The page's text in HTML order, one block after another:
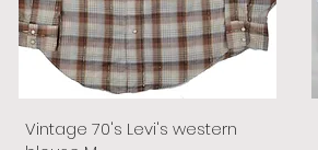
Vintage 70's Levi's western